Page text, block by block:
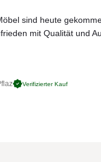
MUSTER BESTELLEN
sind heute
mit Qualität und
Verifizierter Kauf